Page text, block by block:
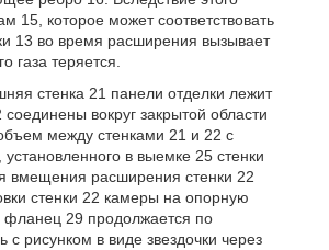
которое может соответствовать
13 во время расширения вызывает
газа теряется.
стенка 21 панели отделки лежит
вокруг закрытой области
между стенками 21 и 22 с
в выемке 25 стенки
вмещения расширения стенки 22
стенки 22 камеры на опорную
фланец 29 продолжается по
рисунком в виде звездочки через